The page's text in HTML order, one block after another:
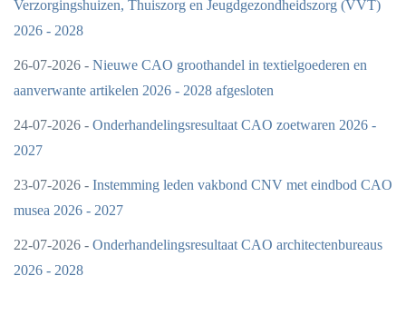
Verzorgingshuizen, Thuiszorg en Jeugdgezondheidszorg (VVT)
2026 - 2028
26-07-2026 - Nieuwe CAO groothandel in textielgoederen en
aanverwante artikelen 2026 - 2028 afgesloten
24-07-2026 - Onderhandelingsresultaat CAO zoetwaren 2026 -
2027
23-07-2026 - Instemming leden vakbond CNV met eindbod CAO
musea 2026 - 2027
22-07-2026 - Onderhandelingsresultaat CAO architectenbureaus
2026 - 2028